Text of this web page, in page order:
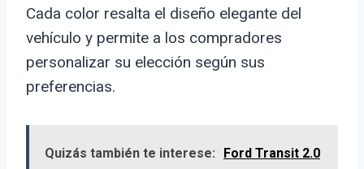
Cada color resalta el diseño elegante del
vehículo y permite a los compradores
personalizar su elección según sus
preferencias.
Quizás también te interese:
Ford Transit 2.0